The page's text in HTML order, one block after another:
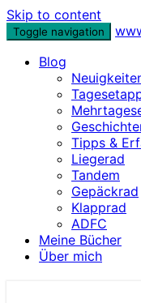
Skip to content
Toggle navigation
Blog
Tipps &
Liegerad
Tandem
Gepäckrad
Klapprad
ADFC
Meine Bücher
Über mich